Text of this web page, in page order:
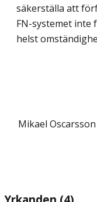
säkerställa att
FN-syste­met inte
helst
Mikael Oscarsson